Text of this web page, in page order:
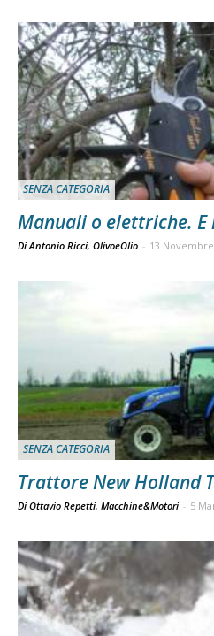
SENZA CATEGORIA
Manuali o elettriche.
Di Antonio Ricci, OlivoeOlio - 13
SENZA CATEGORIA
Trattore New Holland
Di Ottavio Repetti, Macchine&Motori - 5